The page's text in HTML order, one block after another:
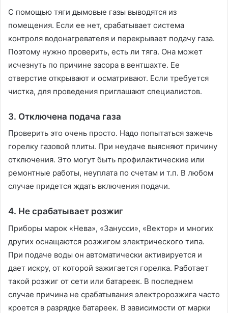
С помощью тяги дымовые газы выводятся из
помещения. Если ее нет, срабатывает система
контроля водонагревателя и перекрывает подачу газа.
Поэтому нужно проверить, есть ли тяга. Она может
исчезнуть по причине засора в вентшахте. Ее
отверстие открывают и осматривают. Если требуется
чистка, для проведения приглашают специалистов.
3. Отключена подача газа
Проверить это очень просто. Надо попытаться зажечь
горелку газовой плиты. При неудаче выясняют причину
отключения. Это могут быть профилактические или
ремонтные работы, неуплата по счетам и т.п. В любом
случае придется ждать включения подачи.
4. Не срабатывает розжиг
Приборы марок «Нева», «Занусси», «Вектор» и многих
других оснащаются розжигом электрического типа.
При подаче воды он автоматически активируется и
дает искру, от которой зажигается горелка. Работает
такой розжиг от сети или батареек. В последнем
случае причина не срабатывания электророзжига часто
кроется в разрядке батареек. В зависимости от марки